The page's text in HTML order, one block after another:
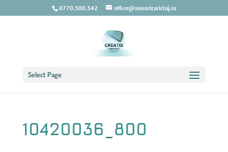
0770.300.342 office@sonorizaricluj.ro
Select Page
10420036_800